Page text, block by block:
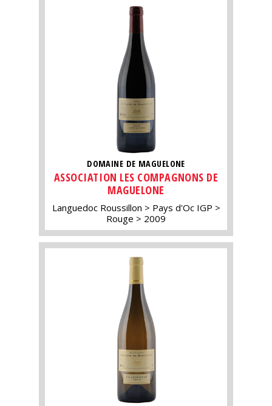
DOMAINE DE MAGUELONE
ASSOCIATION LES COMPAGNONS DE
MAGUELONE
Languedoc Roussillon
Pays d'Oc IGP
Rouge
2009